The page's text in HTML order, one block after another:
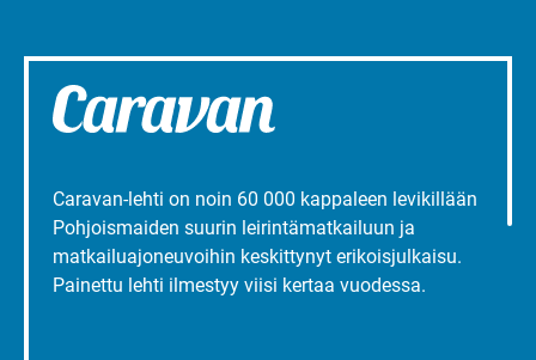
Caravan-lehti on noin 60 000 kappaleen levikillään
Pohjoismaiden suurin leirintämatkailuun ja
matkailuajoneuvoihin keskittynyt erikoisjulkaisu.
Painettu lehti ilmestyy viisi kertaa vuodessa.